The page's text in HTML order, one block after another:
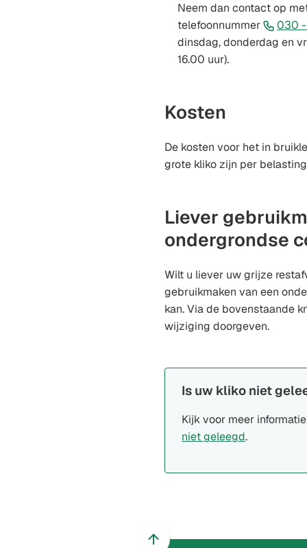
Neem dan contact op
telefoonnummer
030
dinsdag, donderdag en
16.00 uur).
Kosten
De kosten voor het in
grote kliko zijn per
Liever
ondergrondse
Wilt u liever uw grijze
gebruikmaken van een
kan. Via de bovenstaande
wijziging doorgeven.
Is uw kliko niet
Kijk voor meer
niet geleegd.